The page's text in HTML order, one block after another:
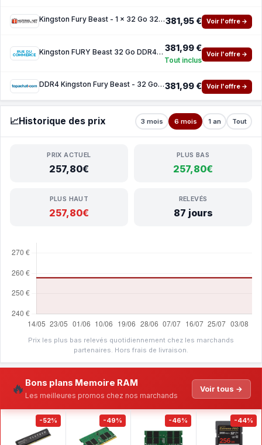
Kingston Fury Beast - 1 x 32 Go 32 Go - DDR4 3200 MHz - CL16381,95 € Voir l'offre →
Kingston FURY Beast 32 Go DDR4 3200 MHz CL16 381,99 €
Tout inclus
Voir l'offre →
DDR4 Kingston Fury Beast - 32 Go 3200 MHz - CAS 16381,99 € Voir l'offre →
📈Historique des prix 3 mois 6 mois 1 an Tout
PRIX ACTUEL
257,80€
PLUS BAS
257,80€
PLUS HAUT
257,80€
RELEVÉS
87 jours
Prix les plus bas relevés quotidiennement chez les marchands
partenaires. Hors frais de livraison.
🔥 Bons plans Memoire RAM
Les meilleures promos chez nos marchands
Voir tous →
-52% -49% -46% -44%